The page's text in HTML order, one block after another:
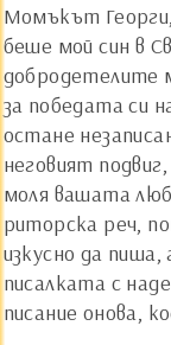
Момъкът
беше мой син в
добродетелите
за победата си
остане
неговият
моля вашата
риторска реч,
изкусно да
писалката с
писание онова,